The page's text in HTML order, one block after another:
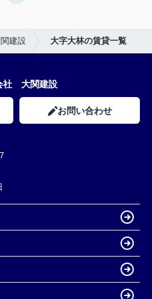
建設 大字大林の賃貸一覧
社 大関建設
お問い合わせ